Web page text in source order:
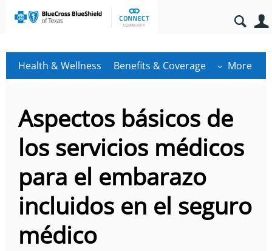
Health & Wellness Benefits & Coverage More
Aspectos básicos de
los servicios médicos
para el embarazo
incluidos en el seguro
médico